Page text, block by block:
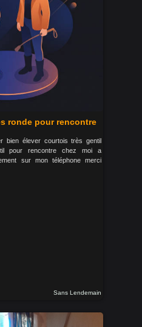
ronde pour rencontre
bien élever courtois très gentil
pour rencontre chez moi a
sur mon téléphone merci
Sans Lendemain